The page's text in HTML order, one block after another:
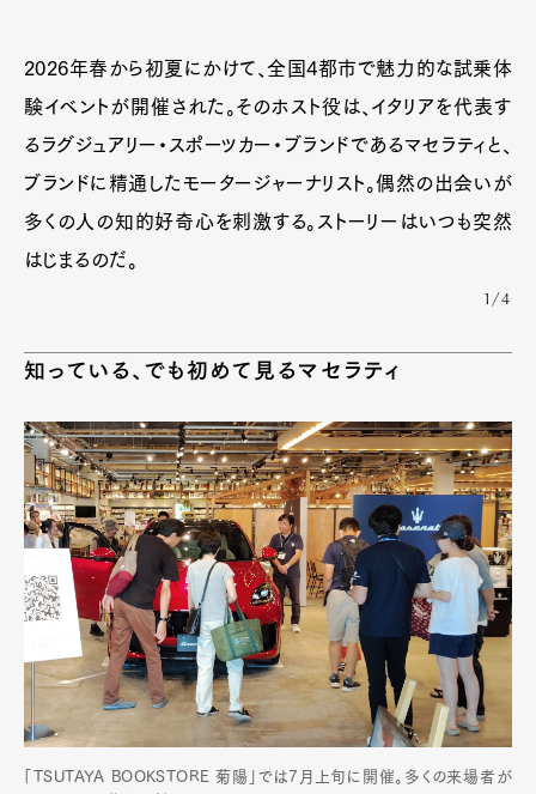
2026年春から初夏にかけて、全国4都市で魅力的な試乗体
験イベントが開催された。そのホスト役は、イタリアを代表す
るラグジュアリー・スポーツカー・ブランドであるマセラティと、
ブランドに精通したモータージャーナリスト。偶然の出会いが
多くの人の知的好奇心を刺激する。ストーリーはいつも突然
はじまるのだ。
1/4
知っている、でも初めて見るマセラティ
「TSUTAYA BOOKSTORE 菊陽」では7月上旬に開催。多くの来場者が